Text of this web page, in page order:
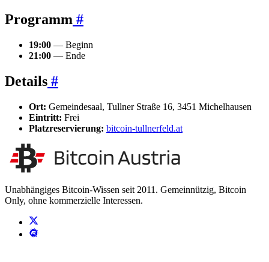
Programm #
19:00 — Beginn
21:00 — Ende
Details #
Ort: Gemeindesaal, Tullner Straße 16, 3451 Michelhausen
Eintritt: Frei
Platzreservierung: bitcoin-tullnerfeld.at
Unabhängiges Bitcoin-Wissen seit 2011. Gemeinnützig, Bitcoin
Only, ohne kommerzielle Interessen.